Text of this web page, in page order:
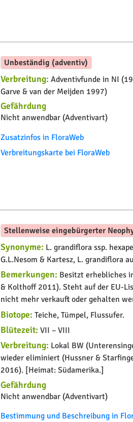
Unbeständig (adventiv)
Verbreitung: Adventivfunde in NI
Garve & van der Meijden 1997)
Gefährdung
Nicht anwendbar (Adventivart)
Zusatzinfos in FloraWeb
Verbreitungskarte bei FloraWeb
Stellenweise eingebürgerter
Synonyme: L. grandiflora ssp.
G.L.Nesom & Kartesz, L. grandiflora
Bemerkungen: Besitzt erhebliches
& Kolthoff 2011). Steht auf der EU-
nicht mehr verkauft oder gehalten
Biotope: Teiche, Tümpel, Flussufer.
Blütezeit: VII – VIII
Verbreitung: Lokal BW
wieder eliminiert (Hussner &
2016). [Heimat: Südamerika.]
Gefährdung
Nicht anwendbar (Adventivart)
Bestimmung und Beschreibung in